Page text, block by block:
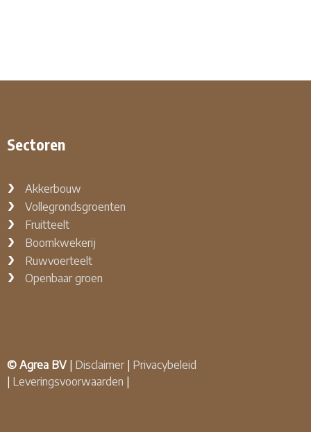
Sectoren
Akkerbouw
Vollegrondsgroenten
Fruitteelt
Boomkwekerij
Ruwvoerteelt
Openbaar groen
© Agrea BV Disclaimer| Privacybeleid
Leveringsvoorwaarden